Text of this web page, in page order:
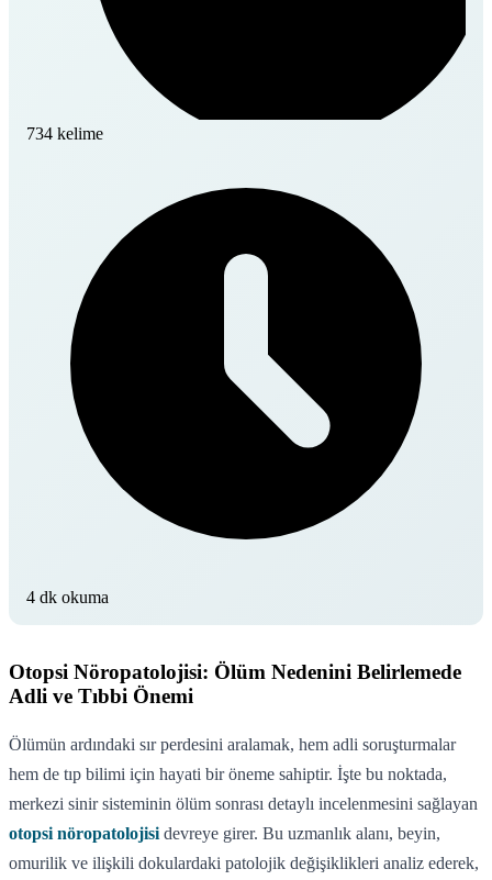
734 kelime
4 dk okuma
Otopsi Nöropatolojisi: Ölüm Nedenini Belirlemede
Adli ve Tıbbi Önemi
Ölümün ardındaki sır perdesini aralamak, hem adli soruşturmalar
hem de tıp bilimi için hayati bir öneme sahiptir. İşte bu noktada,
merkezi sinir sisteminin ölüm sonrası detaylı incelenmesini sağlayan
otopsi nöropatolojisi devreye girer. Bu uzmanlık alanı, beyin,
omurilik ve ilişkili dokulardaki patolojik değişiklikleri analiz ederek,